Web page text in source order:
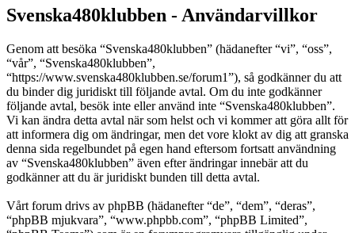
Svenska480klubben - Användarvillkor
Genom att besöka “Svenska480klubben” (hädanefter “vi”, “oss”,
“vår”, “Svenska480klubben”,
“https://www.svenska480klubben.se/forum1”), så godkänner du att
du binder dig juridiskt till följande avtal. Om du inte godkänner
följande avtal, besök inte eller använd inte “Svenska480klubben”.
Vi kan ändra detta avtal när som helst och vi kommer att göra allt för
att informera dig om ändringar, men det vore klokt av dig att granska
denna sida regelbundet på egen hand eftersom fortsatt användning
av “Svenska480klubben” även efter ändringar innebär att du
godkänner att du är juridiskt bunden till detta avtal.
Vårt forum drivs av phpBB (hädanefter “de”, “dem”, “deras”,
“phpBB mjukvara”, “www.phpbb.com”, “phpBB Limited”,